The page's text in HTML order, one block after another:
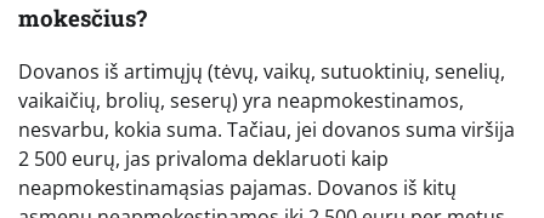
mokesčius?
Dovanos iš artimųjų (tėvų, vaikų, sutuoktinių, senelių,
vaikaičių, brolių, seserų) yra neapmokestinamos,
nesvarbu, kokia suma. Tačiau, jei dovanos suma viršija
2 500 eurų, jas privaloma deklaruoti kaip
neapmokestinamąsias pajamas. Dovanos iš kitų